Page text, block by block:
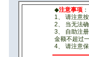
◆注意事项 ：
1、 请注意
2、 当无法
3、 自助注
金额不超过
4、 请注意